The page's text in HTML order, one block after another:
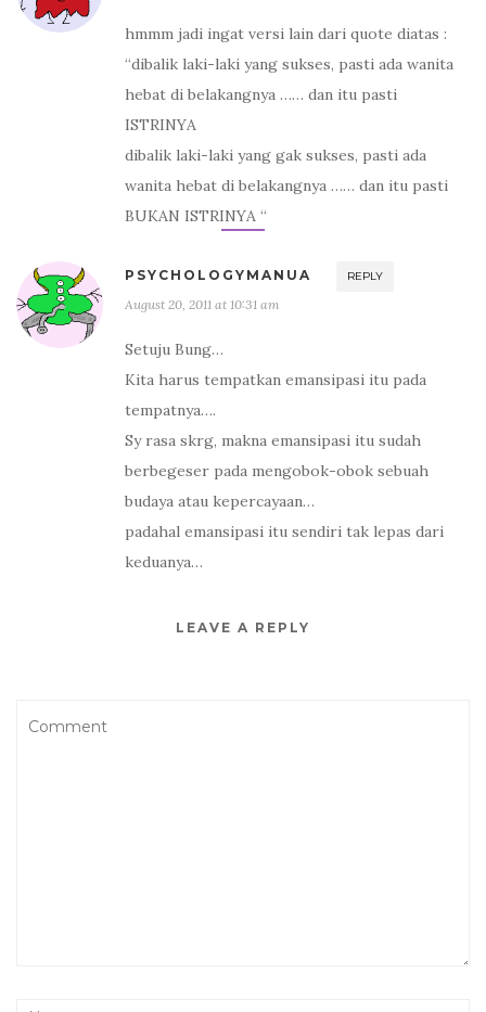
hmmm jadi ingat versi lain dari quote diatas :
“dibalik laki-laki yang sukses, pasti ada wanita
hebat di belakangnya …… dan itu pasti
ISTRINYA
dibalik laki-laki yang gak sukses, pasti ada
wanita hebat di belakangnya …… dan itu pasti
BUKAN ISTRINYA “
PSYCHOLOGYMANUA REPLY
August 20, 2011 at 10:31 am
Setuju Bung…
Kita harus tempatkan emansipasi itu pada
tempatnya….
Sy rasa skrg, makna emansipasi itu sudah
berbegeser pada mengobok-obok sebuah
budaya atau kepercayaan…
padahal emansipasi itu sendiri tak lepas dari
keduanya…
LEAVE A REPLY